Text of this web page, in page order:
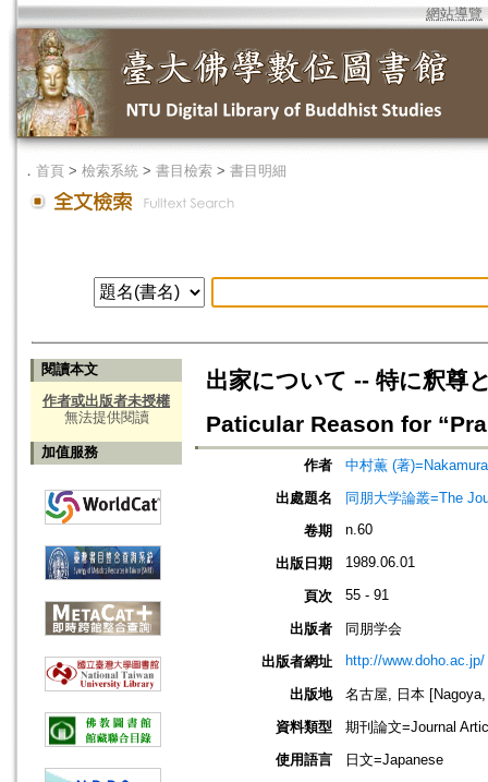
網站導覽
． 首頁 > 檢索系統 > 書目檢索 > 書目明細
閱讀本文
作者或出版者未授權
無法提供閱讀
加值服務
出家について -- 特に釈尊
Paticular Reason for
作者
中村薫 (著
出處題名
同朋大学論叢=The
卷期
n.60
出版日期 1989.06.01
頁次 55 - 91
出版者
同朋学会
出版者網址
http://www.doho.ac.jp/
出版地
名古屋, 日本
資料類型
期刊論文=Journal
使用語言
日文=Japanese